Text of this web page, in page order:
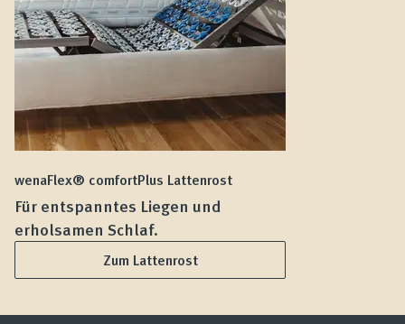
wenaFlex® comfortPlus Lattenrost
Für entspanntes Liegen und
erholsamen Schlaf.
Zum Lattenrost